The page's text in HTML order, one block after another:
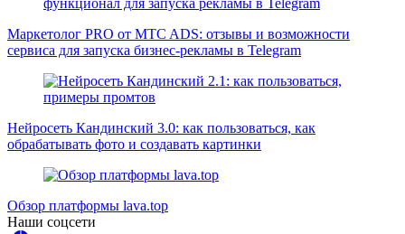
Маркетолог PRO от MTC ADS: отзывы и возможности
сервиса для запуска бизнес-рекламы в Telegram
Нейросеть Кандинский 3.0: как пользоваться, как
обрабатывать фото и создавать картинки
Обзор платформы lava.top
Наши соцсети